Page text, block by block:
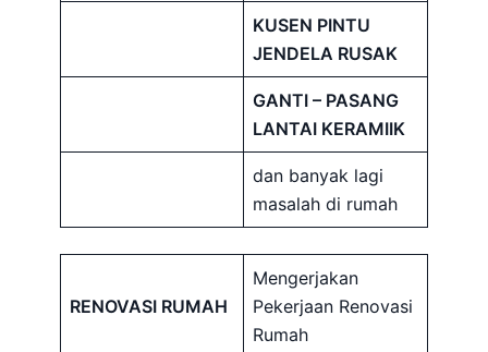
KUSEN PINTU
JENDELA RUSAK
GANTI – PASANG
LANTAI KERAMIIK
dan banyak lagi
masalah di rumah
RENOVASI RUMAH
Mengerjakan
Pekerjaan Renovasi
Rumah